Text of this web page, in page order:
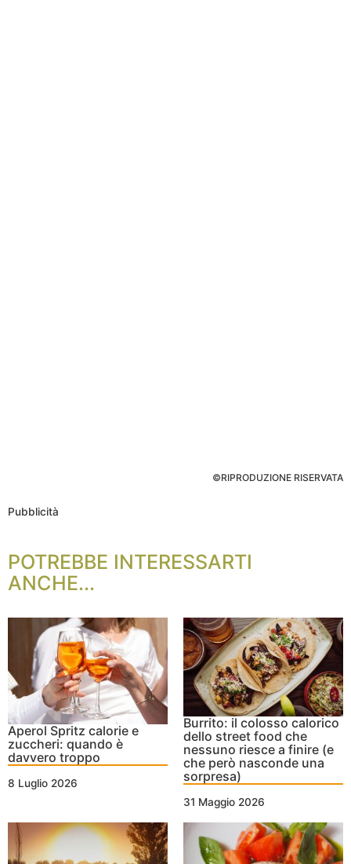
©RIPRODUZIONE RISERVATA
Pubblicità
POTREBBE INTERESSARTI
ANCHE...
Aperol Spritz calorie e
zuccheri: quando è
davvero troppo
8 Luglio 2026
Burrito: il colosso calorico
dello street food che
nessuno riesce a finire (e
che però nasconde una
sorpresa)
31 Maggio 2026